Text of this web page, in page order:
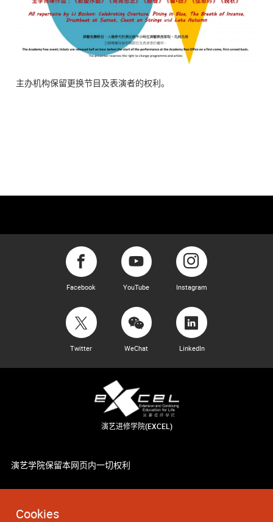
Cookies
主办机构保留更换节目及表演者的权利。
Facebook YouTube Instagram
Twitter WeChat LinkedIn
演艺进修学院(EXCEL)
演艺学院保留本网页内一切权利